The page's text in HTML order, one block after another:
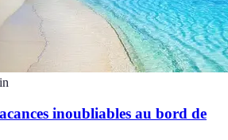
inoubliables au bord de